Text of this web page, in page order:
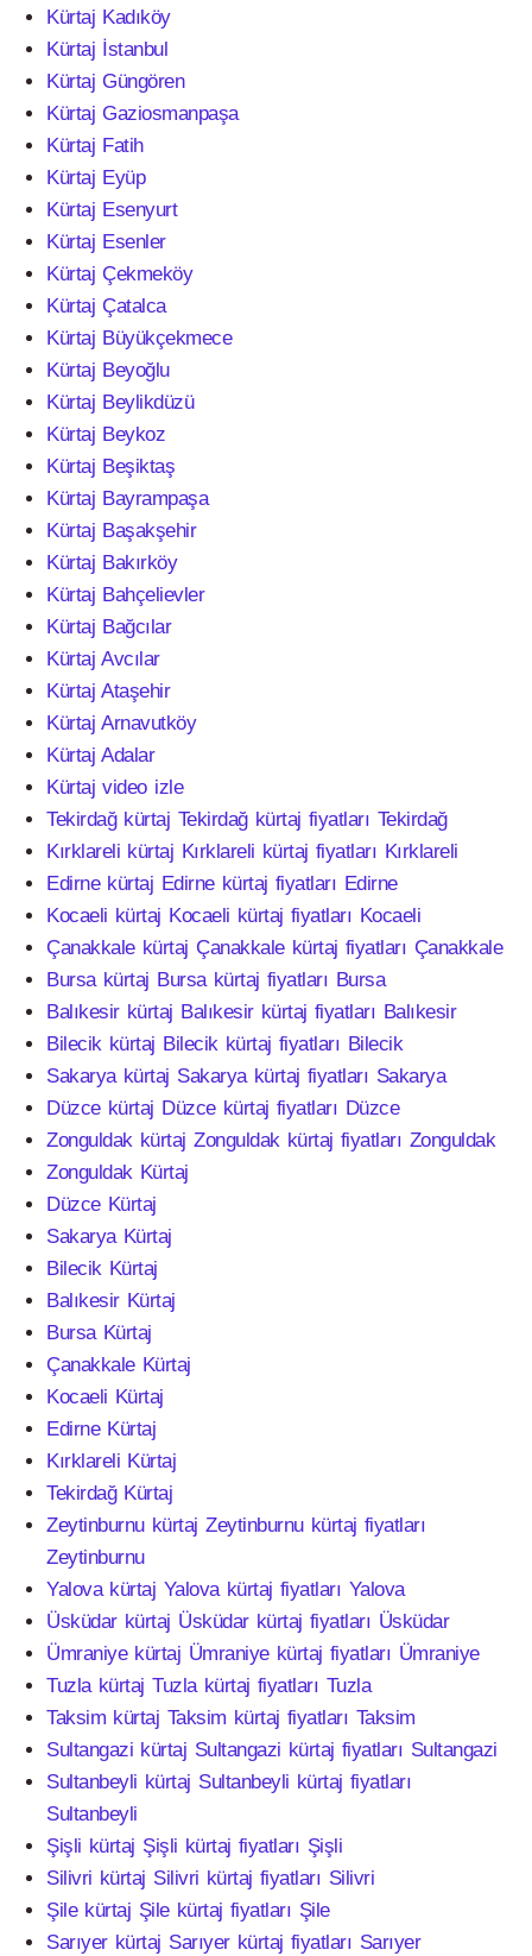
Kürtaj Kadıköy
Kürtaj İstanbul
Kürtaj Güngören
Kürtaj Gaziosmanpaşa
Kürtaj Fatih
Kürtaj Eyüp
Kürtaj Esenyurt
Kürtaj Esenler
Kürtaj Çekmeköy
Kürtaj Çatalca
Kürtaj Büyükçekmece
Kürtaj Beyoğlu
Kürtaj Beylikdüzü
Kürtaj Beykoz
Kürtaj Beşiktaş
Kürtaj Bayrampaşa
Kürtaj Başakşehir
Kürtaj Bakırköy
Kürtaj Bahçelievler
Kürtaj Bağcılar
Kürtaj Avcılar
Kürtaj Ataşehir
Kürtaj Arnavutköy
Kürtaj Adalar
Kürtaj video izle
Tekirdağ kürtaj Tekirdağ kürtaj fiyatları Tekirdağ
Kırklareli kürtaj Kırklareli kürtaj fiyatları Kırklareli
Edirne kürtaj Edirne kürtaj fiyatları Edirne
Kocaeli kürtaj Kocaeli kürtaj fiyatları Kocaeli
Çanakkale kürtaj Çanakkale kürtaj fiyatları Çanakkale
Bursa kürtaj Bursa kürtaj fiyatları Bursa
Balıkesir kürtaj Balıkesir kürtaj fiyatları Balıkesir
Bilecik kürtaj Bilecik kürtaj fiyatları Bilecik
Sakarya kürtaj Sakarya kürtaj fiyatları Sakarya
Düzce kürtaj Düzce kürtaj fiyatları Düzce
Zonguldak kürtaj Zonguldak kürtaj fiyatları Zonguldak
Zonguldak Kürtaj
Düzce Kürtaj
Sakarya Kürtaj
Bilecik Kürtaj
Balıkesir Kürtaj
Bursa Kürtaj
Çanakkale Kürtaj
Kocaeli Kürtaj
Edirne Kürtaj
Kırklareli Kürtaj
Tekirdağ Kürtaj
Zeytinburnu kürtaj Zeytinburnu kürtaj fiyatları
Zeytinburnu
Yalova kürtaj Yalova kürtaj fiyatları Yalova
Üsküdar kürtaj Üsküdar kürtaj fiyatları Üsküdar
Ümraniye kürtaj Ümraniye kürtaj fiyatları Ümraniye
Tuzla kürtaj Tuzla kürtaj fiyatları Tuzla
Taksim kürtaj Taksim kürtaj fiyatları Taksim
Sultangazi kürtaj Sultangazi kürtaj fiyatları Sultangazi
Sultanbeyli kürtaj Sultanbeyli kürtaj fiyatları
Sultanbeyli
Şişli kürtaj Şişli kürtaj fiyatları Şişli
Silivri kürtaj Silivri kürtaj fiyatları Silivri
Şile kürtaj Şile kürtaj fiyatları Şile
Sarıyer kürtaj Sarıyer kürtaj fiyatları Sarıyer